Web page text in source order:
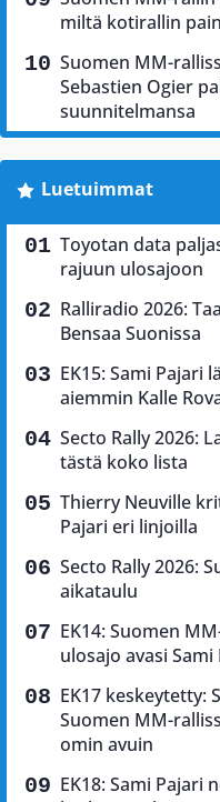
miltä kotirallin
Suomen MM-
Sebastien Ogier
suunnitelmansa
Luetuimmat
Toyotan data
rajuun ulosajoon
Ralliradio 2026:
Bensaa Suonissa
EK15: Sami Pajari
aiemmin Kalle
Secto Rally 2026:
tästä koko lista
Thierry Neuville
Pajari eri linjoilla
Secto Rally 2026:
aikataulu
EK14: Suomen
ulosajo avasi
EK17 keskeytetty:
Suomen MM-
omin avuin
EK18: Sami Pajari